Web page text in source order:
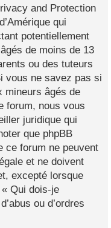
and Protection
qui
potentiellement
de moins de 13
ou des tuteurs
vous ne savez pas si
mineurs âgés de
forum, nous vous
juridique qui
que phpBB
ce forum ne peuvent
et ne doivent
excepté lorsque
Qui dois-je
ou d’ordres